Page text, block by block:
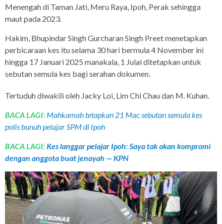
Menengah di Taman Jati, Meru Raya, Ipoh, Perak sehingga
maut pada 2023.
Hakim, Bhupindar Singh Gurcharan Singh Preet menetapkan
perbicaraan kes itu selama 30 hari bermula 4 November ini
hingga 17 Januari 2025 manakala, 1 Julai ditetapkan untuk
sebutan semula kes bagi serahan dokumen.
Tertuduh diwakili oleh Jacky Loi, Lim Chi Chau dan M. Kuhan.
BACA LAGI: Mahkamah tetapkan 21 Mac sebutan semula kes
polis bunuh pelajar SPM di Ipoh
BACA LAGI: Kes langgar pelajar Ipoh: Saya tak akan kompromi
dengan anggota buat jenayah — KPN